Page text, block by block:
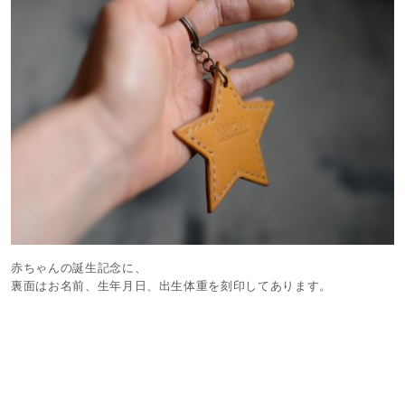
赤ちゃんの誕生記念に、
裏面はお名前、生年月日、出生体重を刻印してあります。